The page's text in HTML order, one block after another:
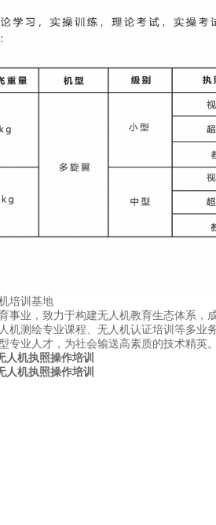
培训基地
事业，致力于构建无人机教育生态体系
机测绘专业课程、无人机认证培训等多
专业人才，为社会输送高素质的技术精英。
人机执照操作培训
人机执照操作培训